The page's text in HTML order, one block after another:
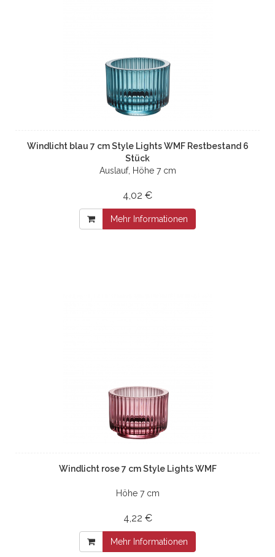
Windlicht blau 7 cm Style Lights WMF Restbestand 6
Stück
Auslauf, Höhe 7 cm
4,02 €
Mehr Informationen
Windlicht rose 7 cm Style Lights WMF
Höhe 7 cm
4,22 €
Mehr Informationen